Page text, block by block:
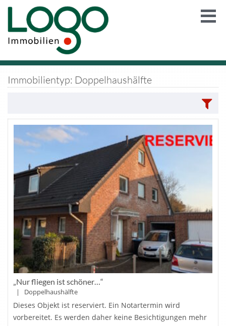
Immobilientyp: Doppelhaushälfte
„Nur fliegen ist schöner…“
| Doppelhaushälfte
Dieses Objekt ist reserviert. Ein Notartermin wird
vorbereitet. Es werden daher keine Besichtigungen mehr